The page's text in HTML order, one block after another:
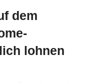
dem
lohnen